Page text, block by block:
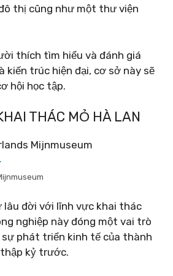
thị cũng như một thư viện
thích tìm hiểu và đánh giá
kiến ​​trúc hiện đại, cơ sở này sẽ
hội học tập.
THÁC MỎ HÀ LAN
lâu đời với lĩnh vực khai thác
nghiệp này đóng một vai trò
phát triển kinh tế của thành
kỷ trước.